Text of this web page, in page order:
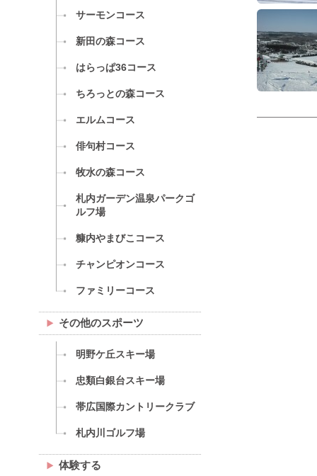
サーモンコース
新田の森コース
はらっぱ36コース
ちろっとの森コース
エルムコース
俳句村コース
牧水の森コース
札内ガーデン温泉パークゴ
ルフ場
糠内やまびこコース
チャンピオンコース
ファミリーコース
その他のスポーツ
明野ケ丘スキー場
忠類白銀台スキー場
帯広国際カントリークラブ
札内川ゴルフ場
体験する